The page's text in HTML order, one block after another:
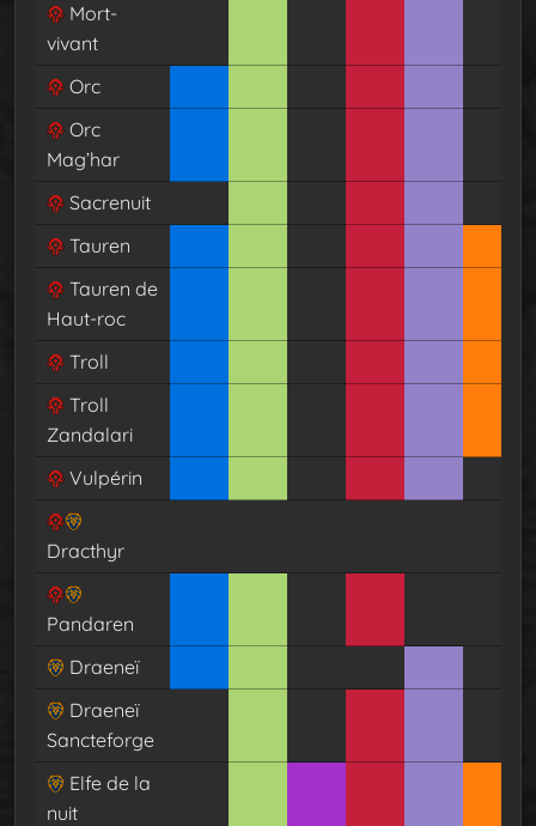
Mort-
vivant
Orc
Orc
Mag’har
Sacrenuit
Tauren
Tauren de
Haut-roc
Troll
Troll
Zandalari
Vulpérin
Dracthyr
Pandaren
Draeneï
Draeneï
Sancteforge
Elfe de la
nuit